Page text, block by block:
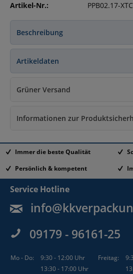
Artikel-Nr.:
PPB02.17-
Beschreibung
Artikeldaten
Grüner Versand
Informationen zur
Immer die beste Qualität
Persönlich & kompetent
Service Hotline
09179 - 96161-25
Mo - Do: 9:30 - 12:00 Uhr Freitag:
13:30 - 17:00 Uhr